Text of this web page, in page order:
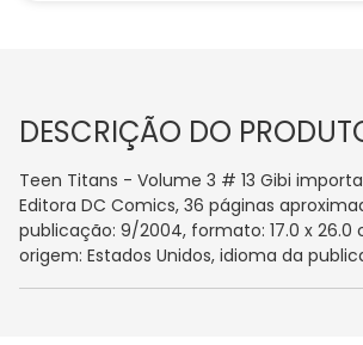
DESCRIÇÃO DO
Teen Titans - Volume 3 # 13 Gibi
Editora DC Comics, 36 páginas
publicação: 9/2004, formato: 17.0 x 26.0
origem: Estados Unidos, idioma da